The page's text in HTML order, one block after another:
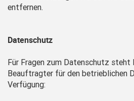
entfernen.
Datenschutz
Für Fragen zum Datenschutz steht
Beauftragter für den betrieblichen
Verfügung: